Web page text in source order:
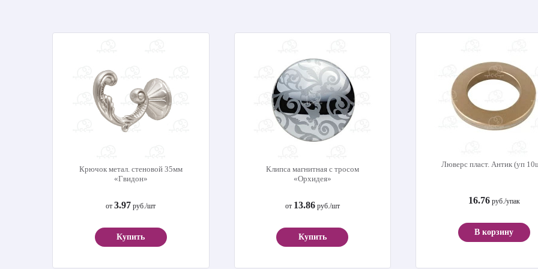
Крючок метал. стеновой 35мм
«Гвидон»
от3.97 руб./шт
Купить
Клипса магнитная с тросом
«Орхидея»
от 13.86руб./шт
Купить
Люверс пласт. Антик (уп
16.76руб./упак
В корзину